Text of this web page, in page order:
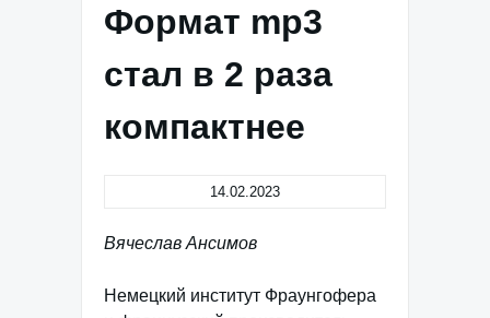
Формат mp3
стал в 2 раза
компактнее
14.02.2023
Вячеслав Ансимов
Немецкий институт Фраунгофера